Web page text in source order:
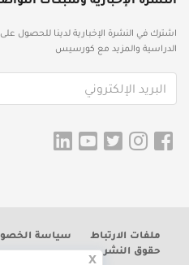
اشترك في النشرة الإخبارية لدينا للحصول
الدراسية والمزيد مع كورسيس
ملفات الارتباط سياسة
حقوق النشر
x